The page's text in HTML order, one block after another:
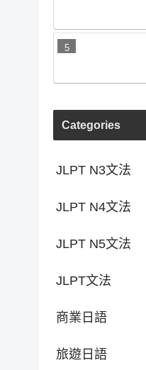
Categories
JLPT N3文法
JLPT N4文法
JLPT N5文法
JLPT文法
商業日語
旅遊日語